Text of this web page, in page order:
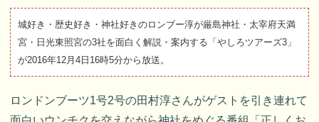
城好き・歴史好き・神社好きのロンブー淳が厳島神社・太宰府天満
宮・日光東照宮の3社を面白く解説・案内する「やしろツアーズ3」
が2016年12月4日16時5分から放送。
ロンドンブーツ1号2号の田村淳さんがゲストを引き連れて